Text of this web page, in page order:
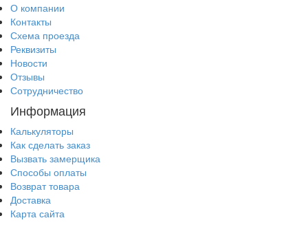
О компании
Контакты
Схема проезда
Реквизиты
Новости
Отзывы
Сотрудничество
Информация
Калькуляторы
Как сделать заказ
Вызвать замерщика
Способы оплаты
Возврат товара
Доставка
Карта сайта